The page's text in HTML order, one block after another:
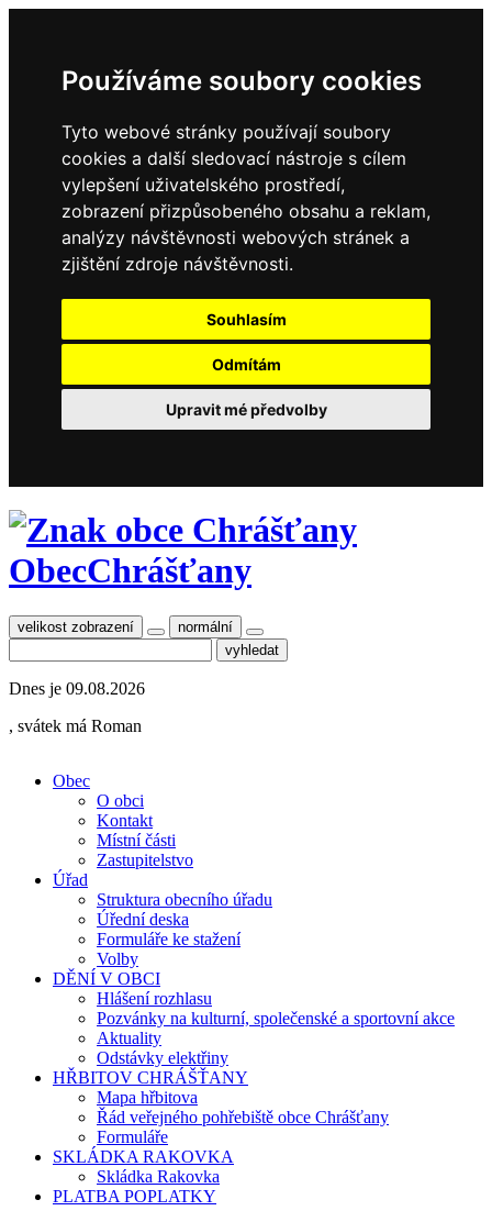
Používáme soubory cookies
Tyto webové stránky používají soubory
cookies a další sledovací nástroje s cílem
vylepšení uživatelského prostředí,
zobrazení přizpůsobeného obsahu a reklam,
analýzy návštěvnosti webových stránek a
zjištění zdroje návštěvnosti.
Souhlasím
Odmítám
Upravit mé předvolby
ObecChrášťany
velikost zobrazení normální
Dnes je 09.08.2026
, svátek má Roman
Obec
O obci
Kontakt
Místní části
Zastupitelstvo
Úřad
Struktura obecního úřadu
Úřední deska
Formuláře ke stažení
Volby
DĚNÍ V OBCI
Hlášení rozhlasu
Pozvánky na kulturní, společenské a sportovní akce
Aktuality
Odstávky elektřiny
HŘBITOV CHRÁŠŤANY
Mapa hřbitova
Řád veřejného pohřebiště obce Chrášťany
Formuláře
SKLÁDKA RAKOVKA
Skládka Rakovka
PLATBA POPLATKY